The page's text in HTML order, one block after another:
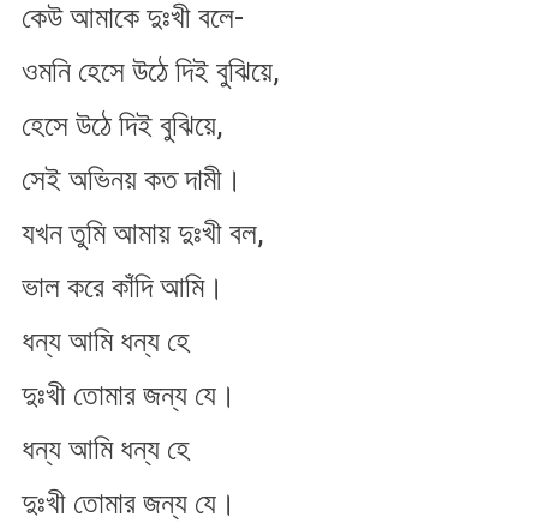
কেউ আমাকে দুঃখী বলে-
ওমনি হেসে উঠে দিই বুঝিয়ে,
হেসে উঠে দিই বুঝিয়ে,
সেই অভিনয় কত দামী।
যখন তুমি আমায় দুঃখী বল,
ভাল করে কাঁদি আমি।
ধন্য আমি ধন্য হে
দুঃখী তোমার জন্য যে।
ধন্য আমি ধন্য হে
দুঃখী তোমার জন্য যে।